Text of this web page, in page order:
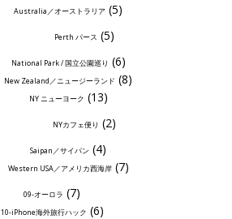
Australia／オーストラリア (5)
Perth パース (5)
National Park / 国立公園巡り (6)
New Zealand／ニュージーランド (8)
NY ニューヨーク (13)
NYカフェ便り (2)
Saipan／サイパン (4)
Western USA／アメリカ西海岸(7)
09-オーロラ (7)
10-iPhone海外旅行ハック (6)